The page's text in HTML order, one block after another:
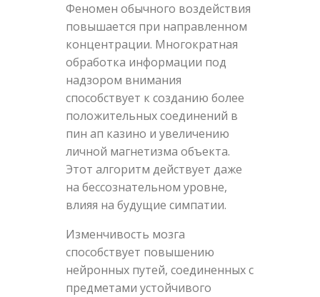
Феномен обычного воздействия
повышается при направленном
концентрации. Многократная
обработка информации под
надзором внимания
способствует к созданию более
положительных соединений в
пин ап казино и увеличению
личной магнетизма объекта.
Этот алгоритм действует даже
на бессознательном уровне,
влияя на будущие симпатии.
Изменчивость мозга
способствует повышению
нейронных путей, соединенных с
предметами устойчивого